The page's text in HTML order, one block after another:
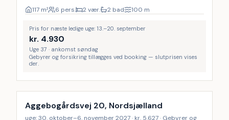
117 m² 6 pers. 2 vær. 2 bad 100 m
Pris for næste ledige uge: 13.–20. september
kr. 4.930
Uge 37 · ankomst søndag
Gebyrer og forsikring tillægges ved booking — slutprisen vises
der.
Aggebogårdsvej 20, Nordsjælland
uge: 30. oktober–6. november 2027 · kr. 5.627 · Gebyrer og